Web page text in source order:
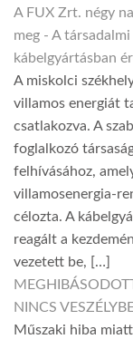
A FUX Zrt. négy
meg - A
kábelgyártásban
A miskolci
villamos energiát
csatlakozva. A
foglalkozó
felhívásához,
villamosenergia-
célozta. A
reagált a
vezetett be, […]
NINCS
Műszaki hiba